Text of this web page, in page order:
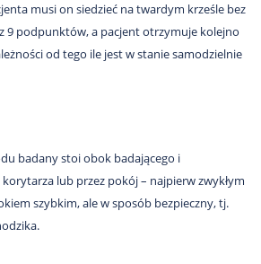
musi on siedzieć na twardym krześle bez
z 9 podpunktów, a pacjent otrzymuje kolejno
od tego ile jest w stanie samodzielnie
badany stoi obok badającego i
korytarza lub przez pokój – najpierw zwykłym
szybkim, ale w sposób bezpieczny, tj.